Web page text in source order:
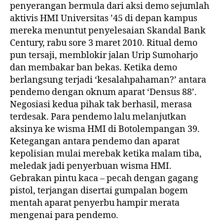
penyerangan bermula dari aksi demo sejumlah
aktivis HMI Universitas ’45 di depan kampus
mereka menuntut penyelesaian Skandal Bank
Century, rabu sore 3 maret 2010. Ritual demo
pun tersaji, memblokir jalan Urip Sumoharjo
dan membakar ban bekas. Ketika demo
berlangsung terjadi ‘kesalahpahaman?’ antara
pendemo dengan oknum aparat ‘Densus 88’.
Negosiasi kedua pihak tak berhasil, merasa
terdesak. Para pendemo lalu melanjutkan
aksinya ke wisma HMI di Botolempangan 39.
Ketegangan antara pendemo dan aparat
kepolisian mulai merebak ketika malam tiba,
meledak jadi penyerbuan wisma HMI.
Gebrakan pintu kaca – pecah dengan gagang
pistol, terjangan disertai gumpalan bogem
mentah aparat penyerbu hampir merata
mengenai para pendemo.